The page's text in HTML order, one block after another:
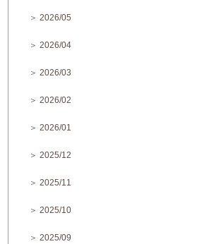
＞ 2026/05
＞ 2026/04
＞ 2026/03
＞ 2026/02
＞ 2026/01
＞ 2025/12
＞ 2025/11
＞ 2025/10
＞ 2025/09